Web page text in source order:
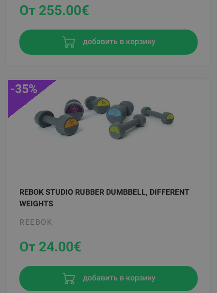
От 255.00€
добавить в корзину
REBOK STUDIO RUBBER DUMBBELL, DIFFERENT
WEIGHTS
REEBOK
-35%
От 24.00€
добавить в корзину